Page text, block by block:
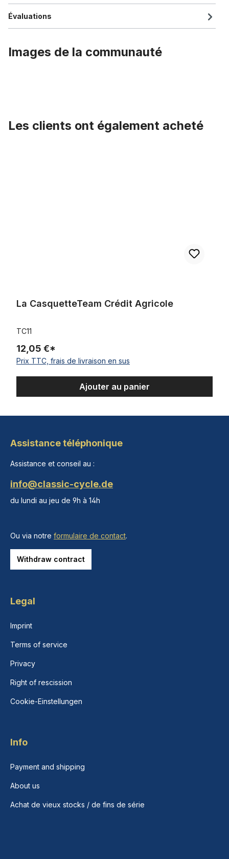
Évaluations
Images de la communauté
Les clients ont également acheté
La CasquetteTeam Crédit Agricole
TC11
12,05 €*
Prix TTC, frais de livraison en sus
Ajouter au panier
Assistance téléphonique
Assistance et conseil au :
info@classic-cycle.de
du lundi au jeu de 9h à 14h
Ou via notre formulaire de contact.
Withdraw contract
Legal
Imprint
Terms of service
Privacy
Right of rescission
Cookie-Einstellungen
Info
Payment and shipping
About us
Achat de vieux stocks / de fins de série